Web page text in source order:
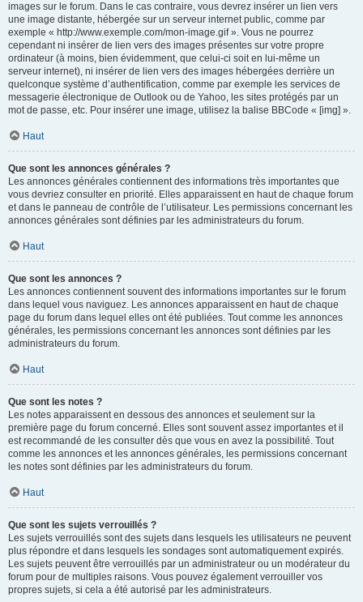
images sur le forum. Dans le cas contraire, vous devrez insérer un lien vers
une image distante, hébergée sur un serveur internet public, comme par
exemple « http://www.exemple.com/mon-image.gif ». Vous ne pourrez
cependant ni insérer de lien vers des images présentes sur votre propre
ordinateur (à moins, bien évidemment, que celui-ci soit en lui-même un
serveur internet), ni insérer de lien vers des images hébergées derrière un
quelconque système d’authentification, comme par exemple les services de
messagerie électronique de Outlook ou de Yahoo, les sites protégés par un
mot de passe, etc. Pour insérer une image, utilisez la balise BBCode « [img] ».
Haut
Que sont les annonces générales ?
Les annonces générales contiennent des informations très importantes que
vous devriez consulter en priorité. Elles apparaissent en haut de chaque forum
et dans le panneau de contrôle de l’utilisateur. Les permissions concernant les
annonces générales sont définies par les administrateurs du forum.
Haut
Que sont les annonces ?
Les annonces contiennent souvent des informations importantes sur le forum
dans lequel vous naviguez. Les annonces apparaissent en haut de chaque
page du forum dans lequel elles ont été publiées. Tout comme les annonces
générales, les permissions concernant les annonces sont définies par les
administrateurs du forum.
Haut
Que sont les notes ?
Les notes apparaissent en dessous des annonces et seulement sur la
première page du forum concerné. Elles sont souvent assez importantes et il
est recommandé de les consulter dès que vous en avez la possibilité. Tout
comme les annonces et les annonces générales, les permissions concernant
les notes sont définies par les administrateurs du forum.
Haut
Que sont les sujets verrouillés ?
Les sujets verrouillés sont des sujets dans lesquels les utilisateurs ne peuvent
plus répondre et dans lesquels les sondages sont automatiquement expirés.
Les sujets peuvent être verrouillés par un administrateur ou un modérateur du
forum pour de multiples raisons. Vous pouvez également verrouiller vos
propres sujets, si cela a été autorisé par les administrateurs.